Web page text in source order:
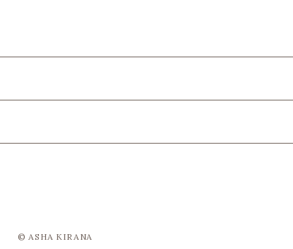
© ASHA KIRANA